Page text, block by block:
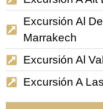
Excursión Al
Marrakech
Excursión Al
Excursión A